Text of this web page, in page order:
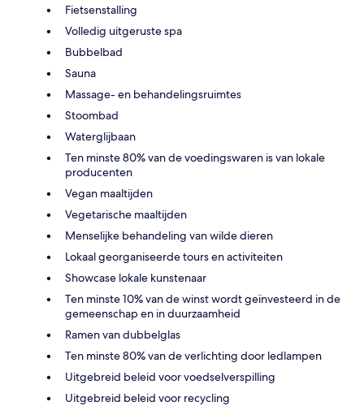
Fietsenstalling
Volledig uitgeruste spa
Bubbelbad
Sauna
Massage- en behandelingsruimtes
Stoombad
Waterglijbaan
Ten minste 80% van de voedingswaren is van lokale
producenten
Vegan maaltijden
Vegetarische maaltijden
Menselijke behandeling van wilde dieren
Lokaal georganiseerde tours en activiteiten
Showcase lokale kunstenaar
Ten minste 10% van de winst wordt geïnvesteerd in de
gemeenschap en in duurzaamheid
Ramen van dubbelglas
Ten minste 80% van de verlichting door ledlampen
Uitgebreid beleid voor voedselverspilling
Uitgebreid beleid voor recycling